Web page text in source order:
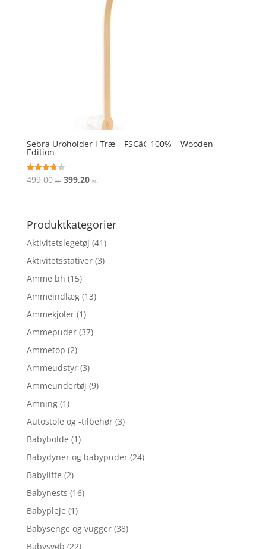
Sebra Uroholder i Træ – FSCâ¢ 100% – Wooden
Edition
Vurderet
3.9
499,00kr. Den
var:
499,00 kr..
399,20 kr.
er:
Produktkategorier
Aktivitetslegetøj (41)
Aktivitetsstativer (3)
Amme bh (15)
Ammeindlæg (13)
Ammekjoler (1)
Ammepuder (37)
Ammetop (2)
Ammeudstyr (3)
Ammeundertøj (9)
Amning (1)
Autostole og -tilbehør (3)
Babybolde (1)
Babydyner og babypuder (24)
Babylifte (2)
Babynests (16)
Babypleje (1)
Babysenge og vugger (38)
Babysvøb (22)